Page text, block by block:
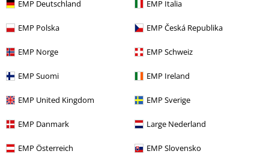
EMP Deutschland EMP Italia
EMP Polska EMP Česká Republika
EMP Norge EMP Schweiz
EMP Suomi EMP Ireland
EMP United Kingdom EMP Sverige
EMP Danmark Large Nederland
EMP Österreich EMP Slovensko
FAQ / Hilfe
Rückgaberichtlinien
Artikel zurücksenden
Größentabelle
BSC Mitgliedschaft kündigen
Zahlungsarten